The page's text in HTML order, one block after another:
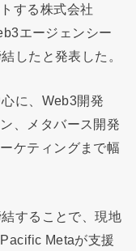
する株式会社
エージェンシー
したと発表した。
に、Web3開発
、メタバース開発
ケティングまで幅
することで、現地
Metaが支援